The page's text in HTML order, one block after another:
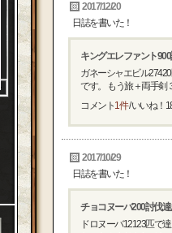
2017/12/20
日誌を書いた！
キングエレファント
ガネーシャエビル
です。 もう旅＋両手剣
コメント1件/ いいね！
2017/10/29
日誌を書いた！
チョコヌーバ200討伐
ドロヌーバ12123匹で